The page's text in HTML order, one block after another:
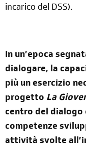
incarico del DSS).
In un’epoca
dialogare, la
più un esercizio
progetto La
centro del dialogo
competenze
attività svolte